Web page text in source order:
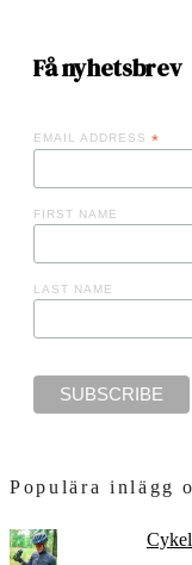
Få nyhetsbrev
EMAIL ADDRESS *
FIRST NAME
LAST NAME
Populära inlägg